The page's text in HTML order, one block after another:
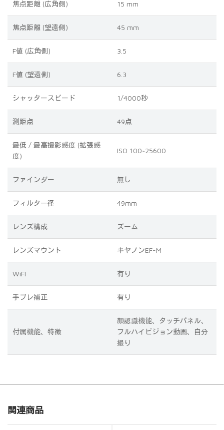
焦点距離 (広角側) 15 mm
焦点距離 (望遠側) 45 mm
F値 (広角側) 3.5
F値 (望遠側) 6.3
シャッタースピード 1/4000秒
測距点 49点
最低 / 最高撮影感度 (拡張感
度)
ISO 100~25600
ファインダー 無し
フィルター径 49mm
レンズ構成 ズーム
レンズマウント キヤノンEF-M
WiFI 有り
手ブレ補正 有り
付属機能、特徴
顔認識機能、タッチパネル、
フルハイビジョン動画、自分
撮り
関連商品